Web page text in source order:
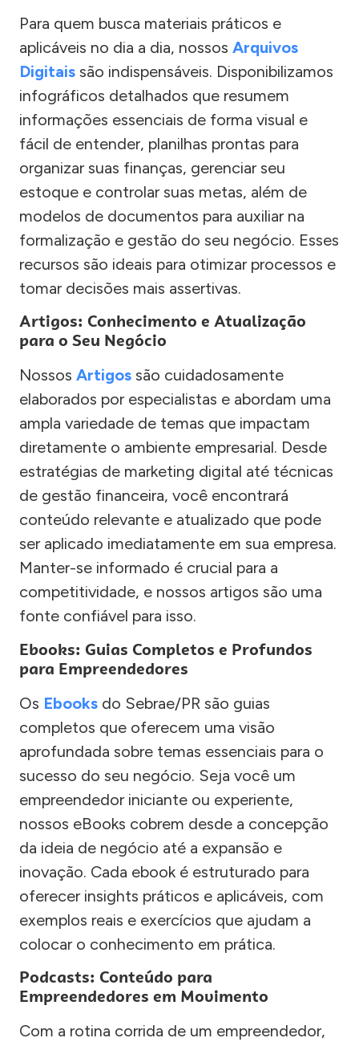
Para quem busca materiais práticos e
aplicáveis no dia a dia, nossos Arquivos
Digitais são indispensáveis. Disponibilizamos
infográficos detalhados que resumem
informações essenciais de forma visual e
fácil de entender, planilhas prontas para
organizar suas finanças, gerenciar seu
estoque e controlar suas metas, além de
modelos de documentos para auxiliar na
formalização e gestão do seu negócio. Esses
recursos são ideais para otimizar processos e
tomar decisões mais assertivas.
Artigos: Conhecimento e Atualização
para o Seu Negócio
Nossos Artigos são cuidadosamente
elaborados por especialistas e abordam uma
ampla variedade de temas que impactam
diretamente o ambiente empresarial. Desde
estratégias de marketing digital até técnicas
de gestão financeira, você encontrará
conteúdo relevante e atualizado que pode
ser aplicado imediatamente em sua empresa.
Manter-se informado é crucial para a
competitividade, e nossos artigos são uma
fonte confiável para isso.
Ebooks: Guias Completos e Profundos
para Empreendedores
Os Ebooks do Sebrae/PR são guias
completos que oferecem uma visão
aprofundada sobre temas essenciais para o
sucesso do seu negócio. Seja você um
empreendedor iniciante ou experiente,
nossos eBooks cobrem desde a concepção
da ideia de negócio até a expansão e
inovação. Cada ebook é estruturado para
oferecer insights práticos e aplicáveis, com
exemplos reais e exercícios que ajudam a
colocar o conhecimento em prática.
Podcasts: Conteúdo para
Empreendedores em Movimento
Com a rotina corrida de um empreendedor,